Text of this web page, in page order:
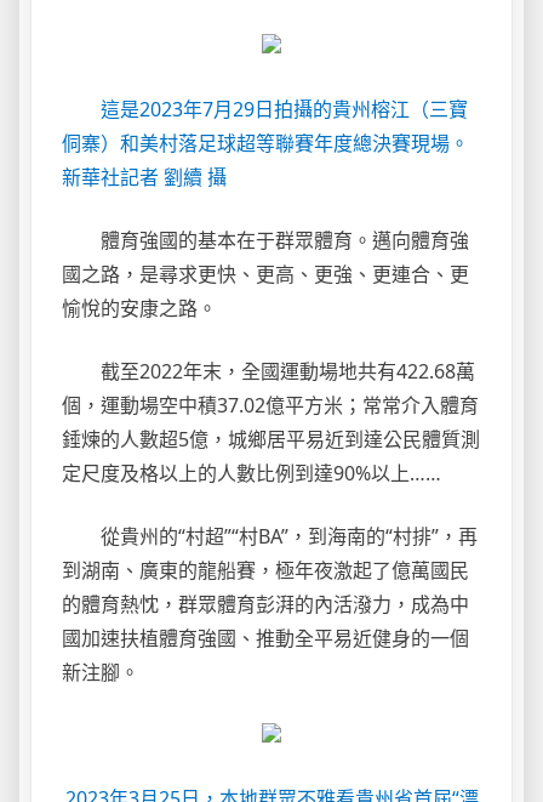
這是2023年7月29日拍攝的貴州榕江（三寶
侗寨）和美村落足球超等聯賽年度總決賽現場。
新華社記者 劉續 攝
體育強國的基本在于群眾體育。邁向體育強
國之路，是尋求更快、更高、更強、更連合、更
愉悅的安康之路。
截至2022年末，全國運動場地共有422.68萬
個，運動場空中積37.02億平方米；常常介入體育
錘煉的人數超5億，城鄉居平易近到達公民體質測
定尺度及格以上的人數比例到達90%以上……
從貴州的“村超”“村BA”，到海南的“村排”，再
到湖南、廣東的龍船賽，極年夜激起了億萬國民
的體育熱忱，群眾體育彭湃的內活潑力，成為中
國加速扶植體育強國、推動全平易近健身的一個
新注腳。